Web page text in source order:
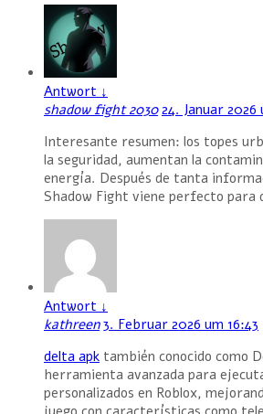
Antwort ↓
shadow fight 2030 24. Januar 2026
Interesante resumen: los topes
la seguridad, aumentan la
energía. Después de tanta
Shadow Fight viene perfecto para
Antwort ↓
kathreen 3. Februar 2026 um 16:43
delta apk también conocido como
herramienta avanzada para
personalizados en Roblox,